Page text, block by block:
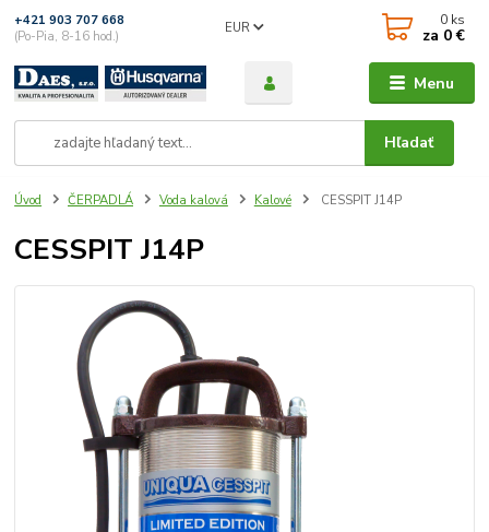
Menu
EUR
Hľadať
+421 903 707 668
(Po-Pia, 8-16 hod.)
0 ks
za 0 €
Úvod ČERPADLÁ Voda kalová Kalové CESSPIT J14P
CESSPIT J14P